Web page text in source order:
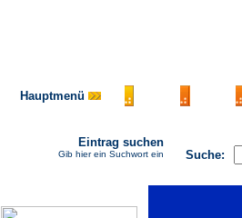
Hauptmenü
Suche:
Eintrag suchen
Gib hier ein Suchwort ein